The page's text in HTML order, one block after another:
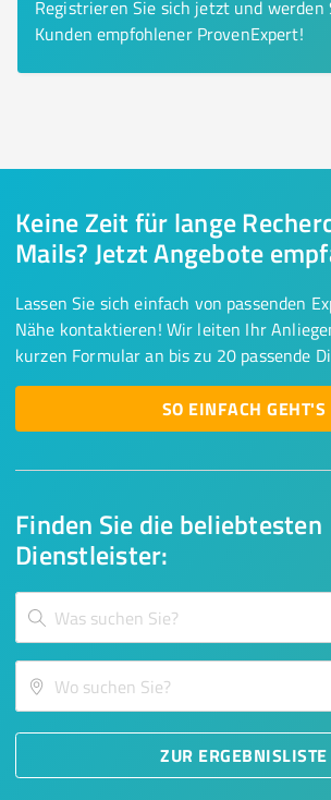
Registrieren Sie sich jetzt und werden
Kunden empfohlener ProvenExpert!
Finden Sie die beliebtesten
Dienstleister:
ZUR ERGEBNISLISTE
Keine Zeit für lange
Mails? Jetzt Angebote
Lassen Sie sich einfach von passenden
Nähe kontaktieren! Wir leiten Ihr
kurzen Formular an bis zu 20 passende
SO EINFACH GEHT'S